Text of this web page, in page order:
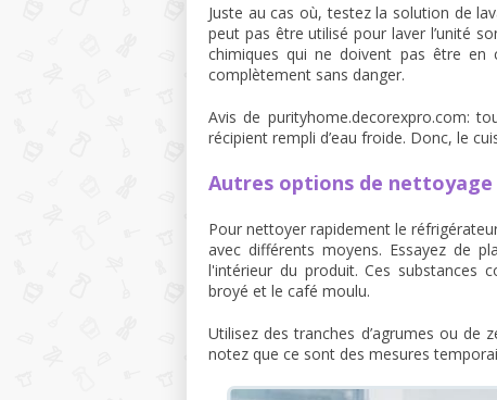
Juste au cas où, testez la solution de
peut pas être utilisé pour laver l’unité
chimiques qui ne doivent pas être
complètement sans danger.
Avis de purityhome.decorexpro.com:
récipient rempli d’eau froide. Donc, le
Autres options de
Pour nettoyer rapidement le
avec différents moyens. Essayez de
l'intérieur du produit. Ces substances
broyé et le café moulu.
Utilisez des tranches d’agrumes ou de
notez que ce sont des mesures